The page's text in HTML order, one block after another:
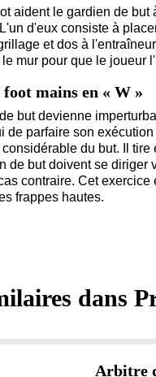
aident le gardien de
d'eux consiste à
et dos à
mur pour que le joueur
mains en « W »
but devienne
de parfaire son
du but. Il
de but doivent se
contraire. Cet
frappes hautes.
dans
Arbitre